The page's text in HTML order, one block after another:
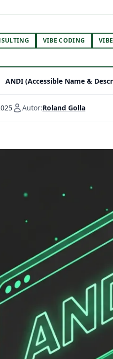
VIBE CODING
ANDI (Accessible Name &
Autor:Roland Golla